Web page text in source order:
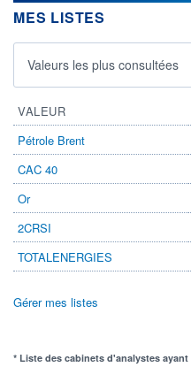
MES LISTES
Valeurs les plus consultées
VALEUR
Pétrole Brent
CAC 40
Or
2CRSI
TOTALENERGIES
Gérer mes listes
* Liste des cabinets d'analystes